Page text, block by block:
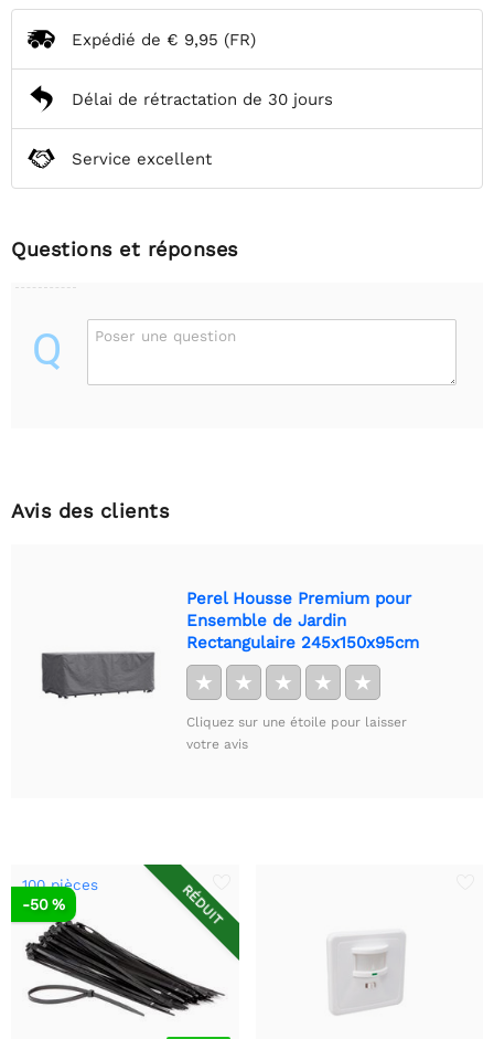
Expédié de € 9,95 (FR)
Délai de rétractation de 30 jours
Service excellent
Questions et réponses
Q Poser une question
Avis des clients
Perel Housse Premium pour
Ensemble de Jardin
Rectangulaire 245x150x95cm
★ ★ ★ ★ ★
Cliquez sur une étoile pour laisser
votre avis
RÉDUIT
100 pièces
-50 %